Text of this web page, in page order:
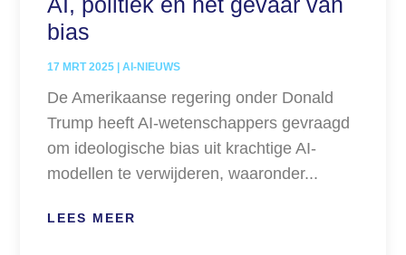
bias
17 MRT 2025 |AI-NIEUWS
De Amerikaanse regering onder Donald
Trump heeft AI-wetenschappers gevraagd
om ideologische bias uit krachtige AI-
modellen te verwijderen, waaronder...
LEES MEER